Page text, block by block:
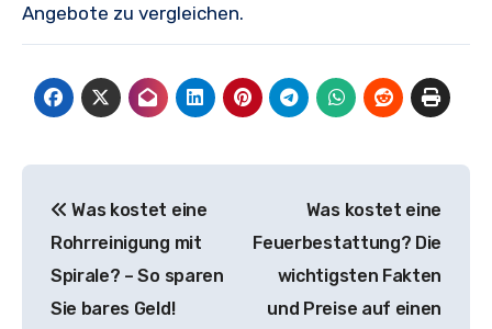
Angebote zu vergleichen.
Was kostet eine
Rohrreinigung mit
Spirale? – So sparen
Sie bares Geld!
Was kostet eine
Feuerbestattung? Die
wichtigsten Fakten
und Preise auf einen